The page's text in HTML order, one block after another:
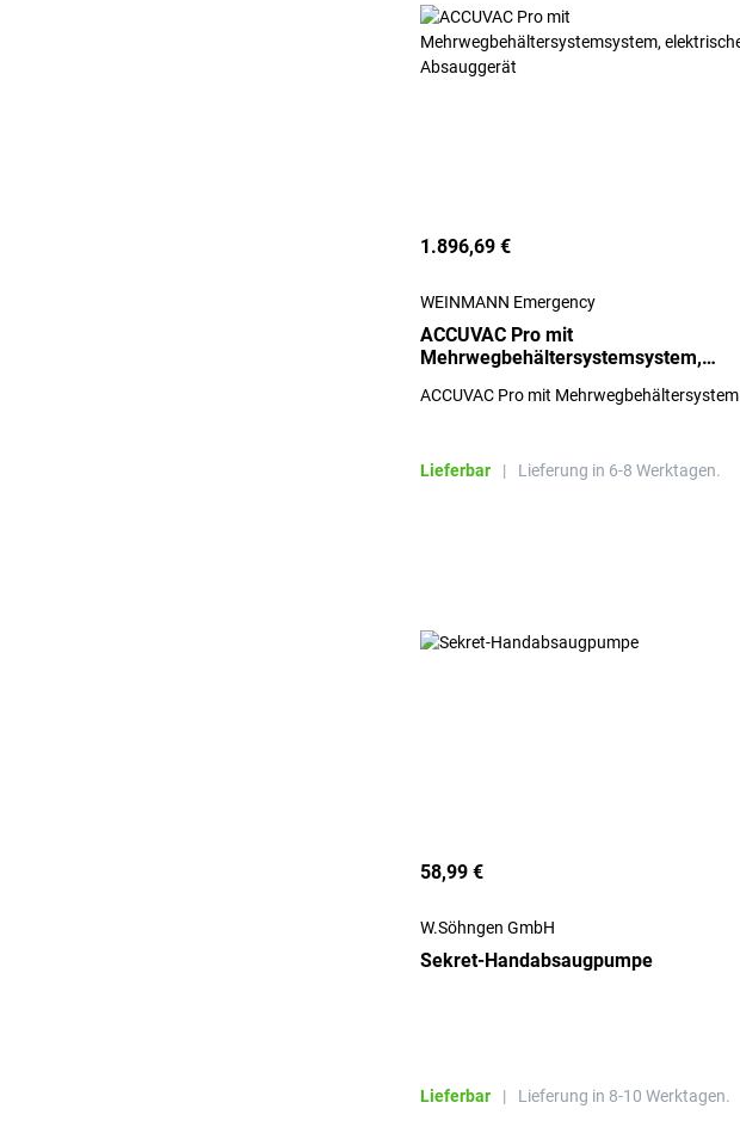
1.896,69 €
WEINMANN Emergency
ACCUVAC Pro mit
Mehrwegbehältersystemsystem,
ACCUVAC Pro mit Mehrwegbehältersystem
Lieferbar | Lieferung in 6-8 Werktagen.
58,99 €
W.Söhngen GmbH
Sekret-Handabsaugpumpe
Lieferbar | Lieferung in 8-10 Werktagen.